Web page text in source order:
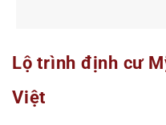
Lộ trình định cư
Việt